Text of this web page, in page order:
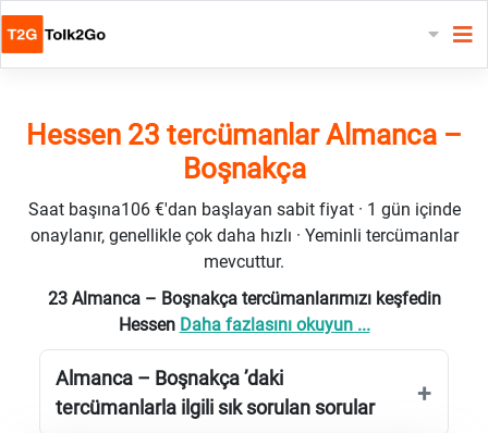
Hessen 23 tercümanlar Almanca –
Boşnakça
Saat başına106 €'dan başlayan sabit fiyat · 1 gün içinde
onaylanır, genellikle çok daha hızlı · Yeminli tercümanlar
mevcuttur.
23 Almanca – Boşnakça tercümanlarımızı keşfedin
Hessen Daha fazlasını okuyun ...
Almanca – Boşnakça ’daki
tercümanlarla ilgili sık sorulan sorular